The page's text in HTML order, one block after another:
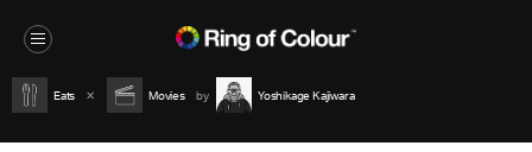
Eats Movies Yoshikage Kajiwara